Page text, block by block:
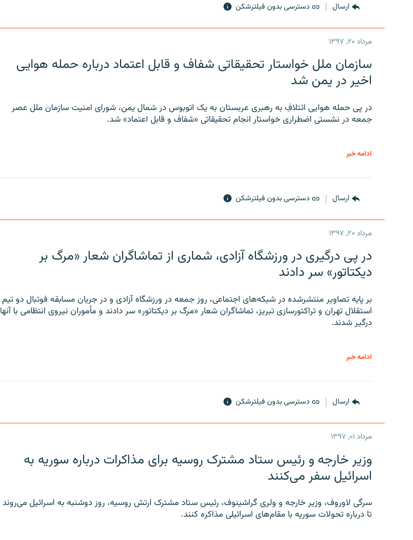
ارسال دسترسی بدون فیلترشکن
مرداد ۲۰, ۱۳۹۷
سازمان ملل خواستار تحقیقاتی شفاف و قابل اعتماد درباره حمله هوایی
اخیر در یمن شد
در پی حمله هوایی ائتلافِ به رهبری عربستان به یک اتوبوس در شمال یمن، شورای امنیت سازمان ملل عصر
جمعه در نشستی اضطراری خواستار انجام تحقیقاتی «شفاف و قابل اعتماد» شد.
ادامه خبر
ارسال دسترسی بدون فیلترشکن
مرداد ۲۰, ۱۳۹۷
در پی درگیری در ورزشگاه آزادی، شماری از تماشاگران شعار «مرگ بر
دیکتاتور» سر دادند
بر پایه تصاویر منتشرشده در شبکه‌های اجتماعی، روز جمعه در ورزشگاه آزادی و در جریان مسابقه فوتبال دو تیم
استقلال تهران و تراکتورسازی تبریز، تماشاگران شعار «مرگ بر دیکتاتور» سر دادند و مأموران نیروی انتظامی با آنها
درگیر شدند.
ادامه خبر
ارسال دسترسی بدون فیلترشکن
مرداد ۰۱, ۱۳۹۷
وزیر خارجه و رئیس‌ ستاد مشترک روسیه برای مذاکرات درباره سوریه به
اسرائیل سفر می‌کنند
سرگی لاوروف، وزیر خارجه و ولری گراشینوف، رئیس ستاد مشترک ارتش روسیه، روز دوشنبه به اسرائیل می‌روند
تا درباره تحولات سوریه با مقام‌های اسرائیلی مذاکره کنند.